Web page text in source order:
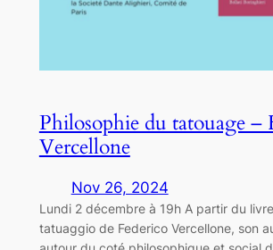
Philosophie du tatouage –
Vercellone
Nov 26, 2024
Lundi 2 décembre à 19h A partir du
tatuaggio de Federico Vercellone, son